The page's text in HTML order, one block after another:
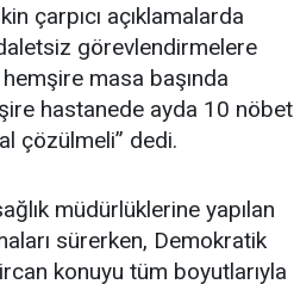
çarpıcı açıklamalarda
görevlendirmelere
masa başında
hastanede ayda 10 nöbet
çözülmeli” dedi.
müdürlüklerine yapılan
sürerken, Demokratik
konuyu tüm boyutlarıyla